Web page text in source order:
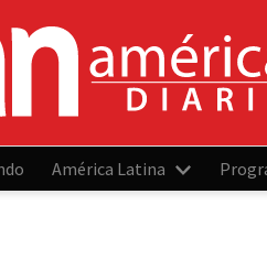
América Latina